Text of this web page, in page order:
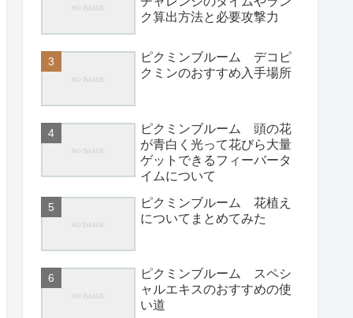
ク算出方法と必要攻撃力
ピクミンブルーム デコピ
クミンのおすすめ入手場所
ピクミンブルーム 頭の花
が青白く光って花びら大量
ゲットできるフィーバータ
イムについて
ピクミンブルーム 花植え
についてまとめてみた
ピクミンブルーム スペシ
ャルエキスのおすすめの使
い道